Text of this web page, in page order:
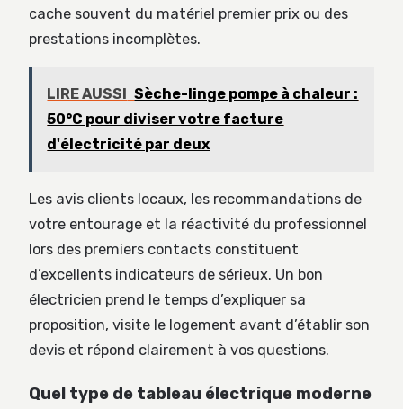
cache souvent du matériel premier prix ou des
prestations incomplètes.
LIRE AUSSI Sèche-linge pompe à chaleur :
50°C pour diviser votre facture
d'électricité par deux
Les avis clients locaux, les recommandations de
votre entourage et la réactivité du professionnel
lors des premiers contacts constituent
d’excellents indicateurs de sérieux. Un bon
électricien prend le temps d’expliquer sa
proposition, visite le logement avant d’établir son
devis et répond clairement à vos questions.
Quel type de tableau électrique moderne